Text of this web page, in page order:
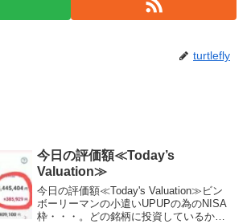
turtlefly
今日の評価額≪Today’s
Valuation≫
今日の評価額≪Today's Valuation≫ビン
ボーリーマンの小遣いUPUPの為のNISA
枠・・・。どの銘柄に投資しているか？